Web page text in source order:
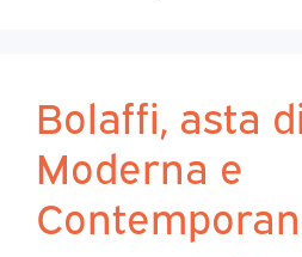
Bolaffi, asta
Moderna e